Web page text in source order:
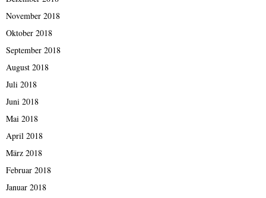
November 2018
Oktober 2018
September 2018
August 2018
Juli 2018
Juni 2018
Mai 2018
April 2018
März 2018
Februar 2018
Januar 2018